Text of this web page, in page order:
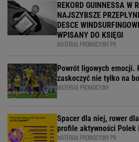
REKORD GUINNESSA W
NAJSZYBSZE
DESCE
WPISANY DO KSIĘGI
MATERIAŁ PROMOCYJNY PR
Powrót ligowych emocji.
zaskoczyć nie tylko na
MATERIAŁ PROMOCYJNY
Spacer dla niej, rower
profile aktywności Polek
MATERIAŁ PROMOCYJNY PR